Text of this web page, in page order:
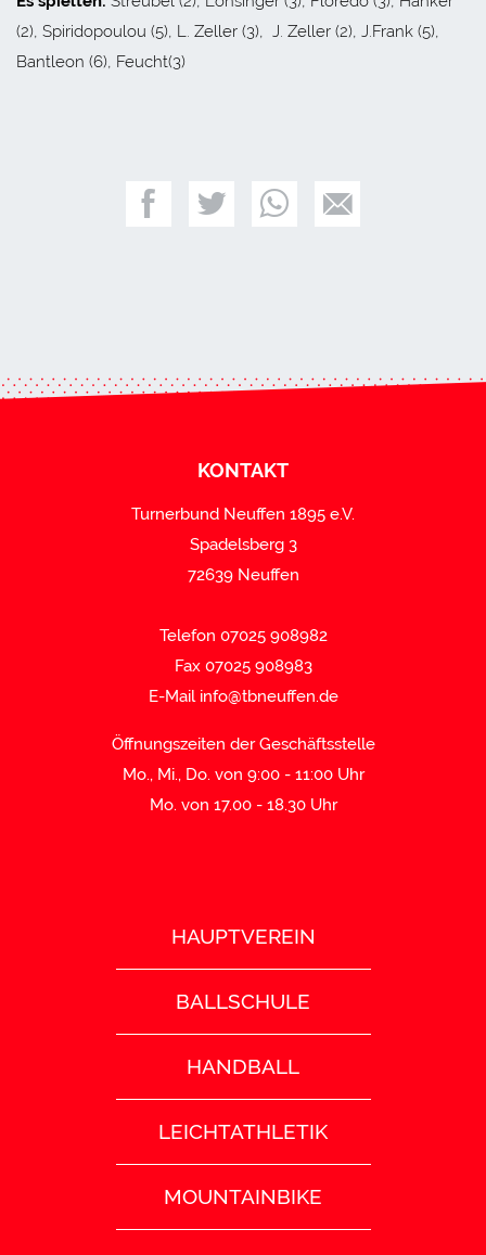
(2), Spiridopoulou (5), L. Zeller (3), J. Zeller (2), J.Frank (5),
Bantleon (6), Feucht(3)
KONTAKT
Turnerbund Neuffen 1895 e.V.
Spadelsberg 3
72639 Neuffen
Telefon 07025 908982
Fax 07025 908983
E-Mail info@tbneuffen.de
Öffnungszeiten der Geschäftsstelle
Mo., Mi., Do. von 9:00 - 11:00 Uhr
Mo. von 17.00 - 18.30 Uhr
HAUPTVEREIN
BALLSCHULE
HANDBALL
LEICHTATHLETIK
MOUNTAINBIKE